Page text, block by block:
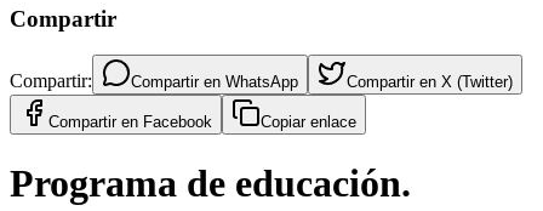
Compartir
Compartir: Compartir en WhatsApp Compartir en X (Twitter)
Compartir en Facebook Copiar enlace
Programa de educación.